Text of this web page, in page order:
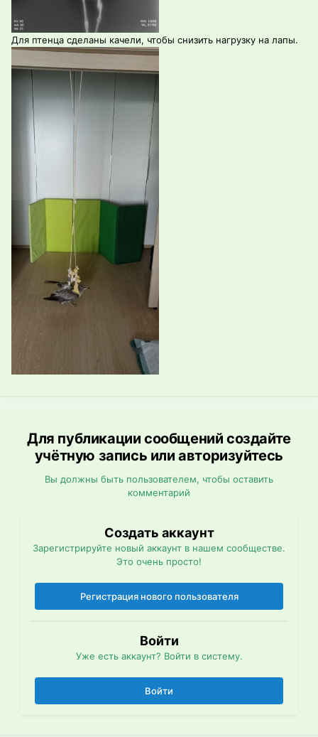
Для птенца сделаны качели, чтобы снизить нагрузку на лапы.
Для публикации сообщений создайте
учётную запись или авторизуйтесь
Вы должны быть пользователем, чтобы оставить
комментарий
Создать аккаунт
Зарегистрируйте новый аккаунт в нашем сообществе.
Это очень просто!
Регистрация нового пользователя
Войти
Уже есть аккаунт? Войти в систему.
Войти